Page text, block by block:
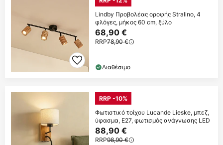
Lindby Προβολέας οροφής Stralino, 4
φλόγες, μήκος 60 cm, ξύλο
68,90 €
RRP78,90 €
Διαθέσιμο
RRP -10%
Φωτιστικό τοίχου Lucande Lieske, μπεζ,
ύφασμα, E27, φωτισμός ανάγνωσης LED
88,90 €
RRP98,90 €